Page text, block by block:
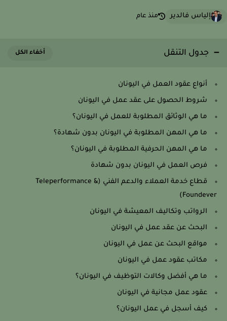
إلياس فالدير منذ عام
جدول التنقل
أنواع عقود العمل في اليونان
شروط الحصول على عقد عمل في اليونان
ما هي الوثائق المطلوبة للعمل في اليونان؟
ما هي المهن المطلوبة في اليونان بدون شهادة؟
ما هي المهن الحرفية المطلوبة في اليونان؟
فرص العمل في اليونان بدون شهادة
قطاع خدمة العملاء والدعم الفني (Teleperformance &
Foundever)
الرواتب وتكاليف المعيشة في اليونان
البحث عن عقد عمل في اليونان
مواقع البحث عن عمل في اليونان
مكاتب عقود عمل في اليونان
ما هي أفضل وكالات التوظيف في اليونان؟
عقود عمل مجانية في اليونان
كيف أسجل في عمل اليونان؟